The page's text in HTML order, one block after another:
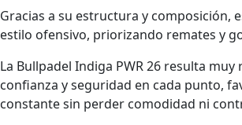
Gracias a su estructura y composición,
estilo ofensivo, priorizando remates y
La Bullpadel Indiga PWR 26 resulta
confianza y seguridad en cada punto,
constante sin perder comodidad ni